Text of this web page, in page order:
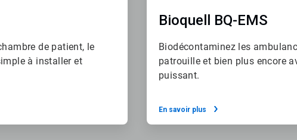
de patient, le
à installer et
Bioquell BQ-EMS
Biodécontaminez les
patrouille et bien plus encore
puissant.
En savoir plus